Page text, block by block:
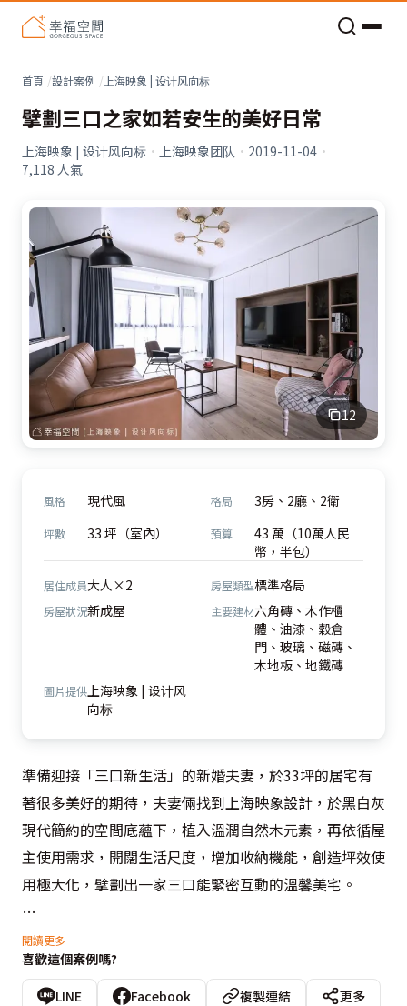
首頁 設計案例 上海映象 | 设计风向标
擘劃三口之家如若安生的美好日常
上海映象 | 设计风向标 · 上海映象团队 · 2019-11-04 ·
7,118 人氣
12
風格 現代風 格局 3房、2廳、2衛
坪數 33 坪（室內） 預算
43 萬（10萬人民
幣，半包）
居住成員大人×2 房屋類型標準格局
房屋狀況新成屋 主要建材六角磚、木作櫃
體、油漆、穀倉
門、玻璃、磁磚、
木地板、地鐵磚
圖片提供 上海映象 | 设计风
向标
準備迎接「三口新生活」的新婚夫妻，於33坪的居宅有
著很多美好的期待，夫妻倆找到上海映象設計，於黑白灰
現代簡約的空間底蘊下，植入溫潤自然木元素，再依循屋
主使用需求，開闊生活尺度，增加收納機能，創造坪效使
用極大化，擘劃出一家三口能緊密互動的溫馨美宅。
自玄關進來，客、餐廚分屬兩區塊，屋子兩邊的開窗，讓
明亮天光蔓延公領域，圍塑出透亮澄澈光感的舒適日常。
設計師悉心梳理屋主生活需求，在有限預算下，以微調格
閱讀更多
喜歡這個案例嗎?
LINE Facebook 複製連結
更多